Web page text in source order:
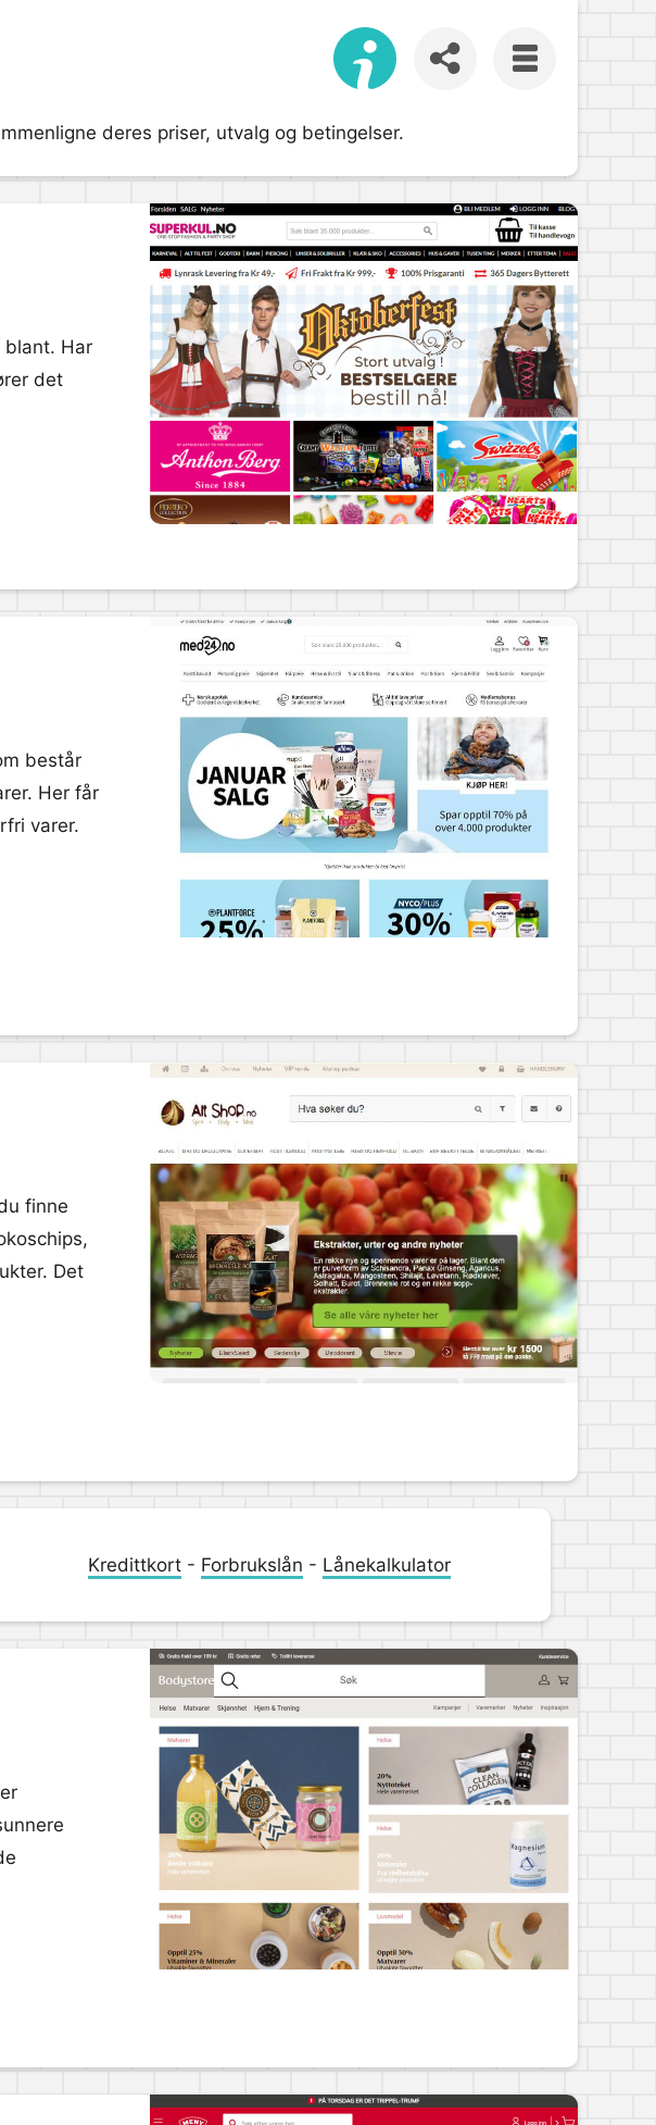
deres priser, utvalg og betingelser.
blant. Har
det
består
Her får
varer.
finne
Det
Kredittkort- Forbrukslån - Lånekalkulator